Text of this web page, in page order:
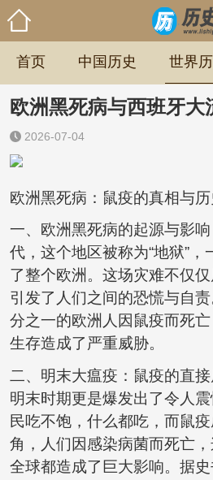
首页 中国历史 世界
欧洲黑死病与西班牙大
2026-07-04
欧洲黑死病：鼠疫的真相与
一、欧洲黑死病的起源与影
代，这个地区被称为“地狱”
了整个欧洲。这场灾难不仅
引发了人们之间的恐慌与自
分之一的欧洲人因鼠疫而死
生存造成了严重威胁。
二、明末大瘟疫：鼠疫的直接
明末时期更是爆发出了令人
民吃不饱，什么都吃，而鼠
角，人们因感染病菌而死亡
全球都造成了巨大影响。据